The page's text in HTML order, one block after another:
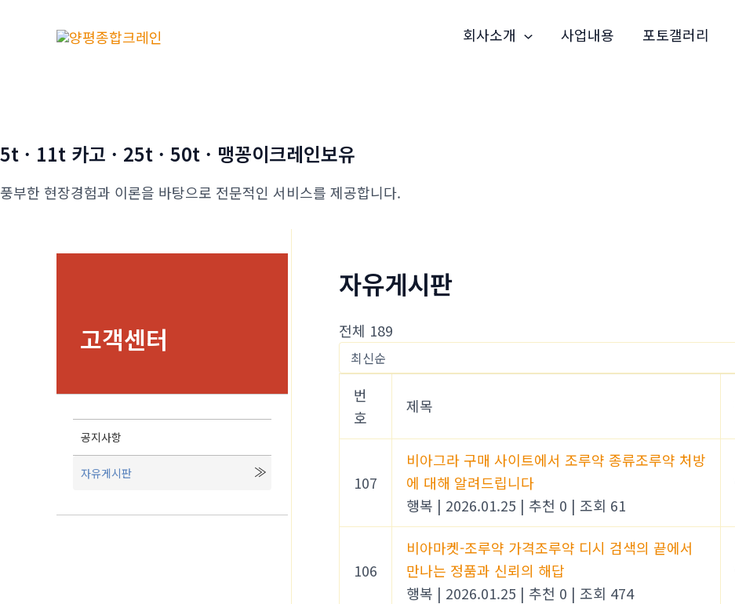
뛰
회사소개 사업내용 포토갤러리
5t · 11t 카고 · 25t · 50t · 맹꽁이크레인보유
풍부한 현장경험과 이론을 바탕으로 전문적인 서비스를 제공합니다.
고객센터
공지사항
자유게시판
자유게시판
전체 189
번
호
제목
107
비아그라 구매 사이트에서 조루약 종류조루약 처방
에 대해 알려드립니다
행복 | 2026.01.25 | 추천 0 | 조회 61
106
비아마켓-조루약 가격조루약 디시 검색의 끝에서
만나는 정품과 신뢰의 해답
행복 | 2026.01.25 | 추천 0 | 조회 474